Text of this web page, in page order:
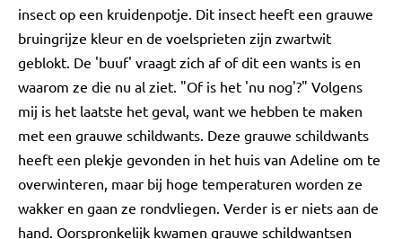
insect op een kruidenpotje. Dit insect heeft een grauwe
bruingrijze kleur en de voelsprieten zijn zwartwit
geblokt. De 'buuf' vraagt zich af of dit een wants is en
waarom ze die nu al ziet. "Of is het 'nu nog'?" Volgens
mij is het laatste het geval, want we hebben te maken
met een grauwe schildwants. Deze grauwe schildwants
heeft een plekje gevonden in het huis van Adeline om te
overwinteren, maar bij hoge temperaturen worden ze
wakker en gaan ze rondvliegen. Verder is er niets aan de
hand. Oorspronkelijk kwamen grauwe schildwantsen